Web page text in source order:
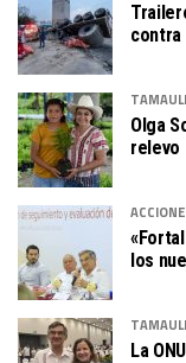
contra
Olga
relevo
los
La